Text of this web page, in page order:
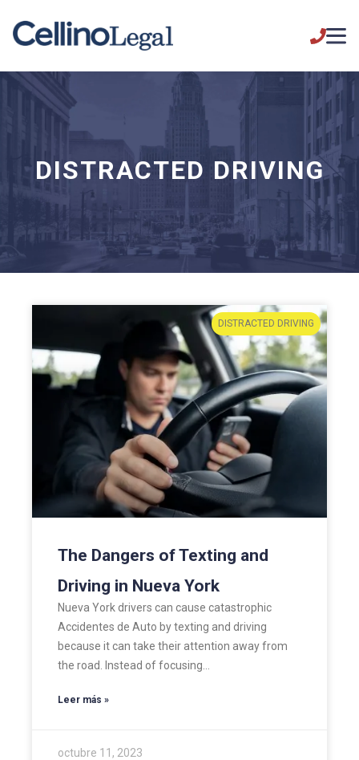
DISTRACTED DRIVING
DISTRACTED DRIVING
The Dangers of Texting and
Driving in Nueva York
Nueva York drivers can cause catastrophic
Accidentes de Auto by texting and driving
because it can take their attention away from
the road. Instead of focusing…
Leer más »
octubre 11, 2023